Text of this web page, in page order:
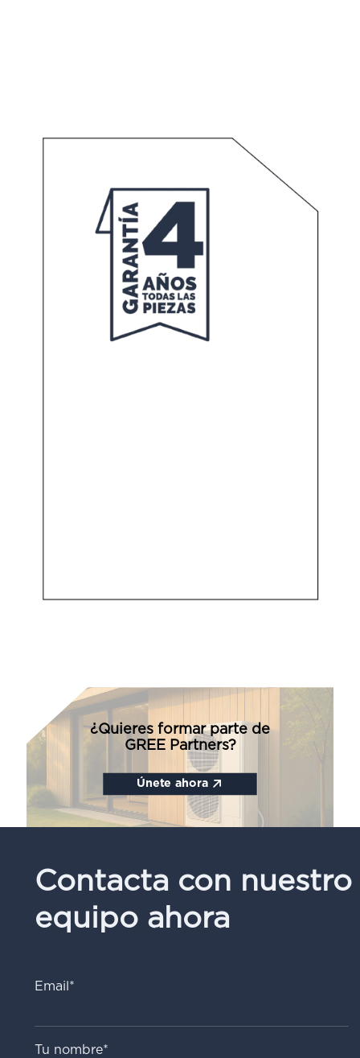
Únete ahora
¿Quieres formar parte de
GREE Partners?
Contacta con nuestro
equipo ahora
Email*
Tu nombre*